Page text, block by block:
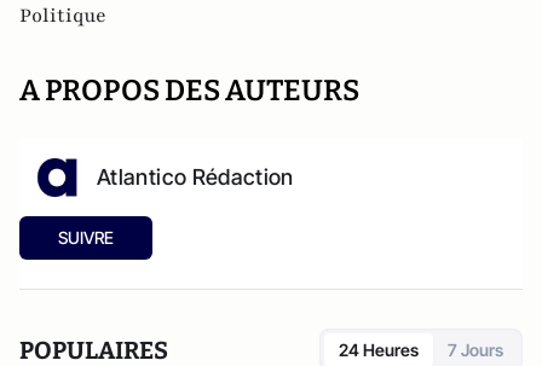
Politique
A PROPOS DES AUTEURS
Atlantico Rédaction
SUIVRE
POPULAIRES 24 Heures 7 Jours